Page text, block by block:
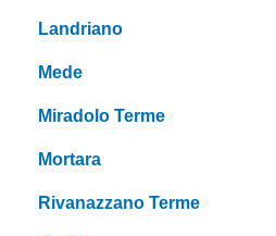
Landriano
Mede
Miradolo Terme
Mortara
Rivanazzano Terme